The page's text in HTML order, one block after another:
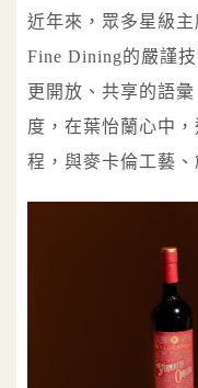
近年來，眾多星級
Fine Dining的嚴謹
更開放、共享的語
度，在葉怡蘭心中
程，與麥卡倫工藝